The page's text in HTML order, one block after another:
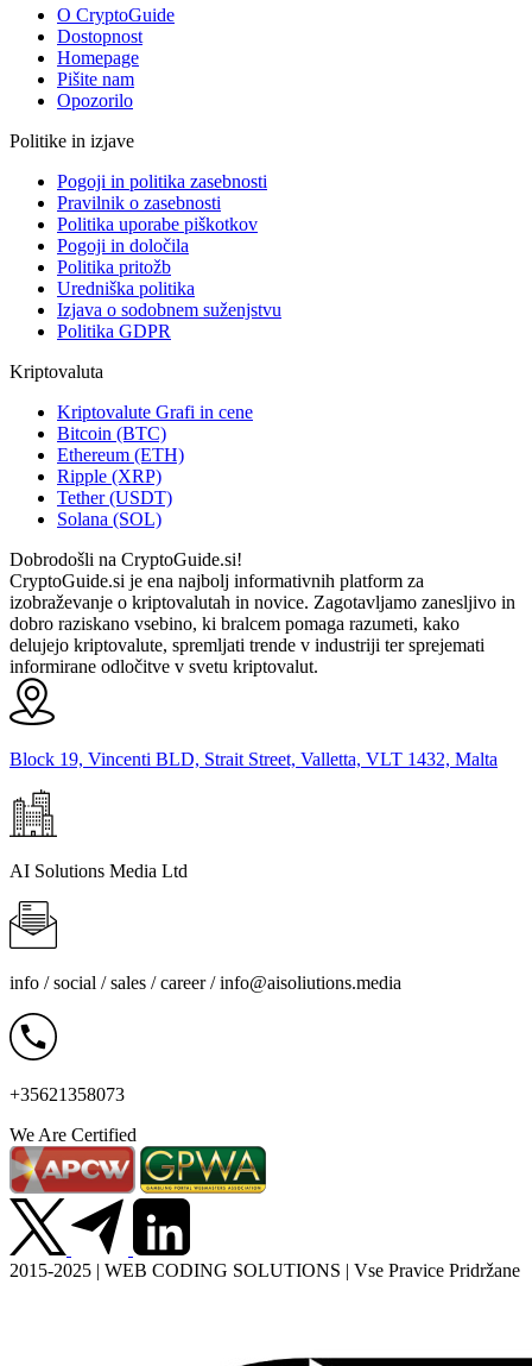
O CryptoGuide
Dostopnost
Homepage
Pišite nam
Opozorilo
Politike in izjave
Pogoji in politika zasebnosti
Pravilnik o zasebnosti
Politika uporabe piškotkov
Pogoji in določila
Politika pritožb
Uredniška politika
Izjava o sodobnem suženjstvu
Politika GDPR
Kriptovaluta
Kriptovalute Grafi in cene
Bitcoin (BTC)
Ethereum (ETH)
Ripple (XRP)
Tether (USDT)
Solana (SOL)
Dobrodošli na CryptoGuide.si!
CryptoGuide.si je ena najbolj informativnih platform za
izobraževanje o kriptovalutah in novice. Zagotavljamo zanesljivo in
dobro raziskano vsebino, ki bralcem pomaga razumeti, kako
delujejo kriptovalute, spremljati trende v industriji ter sprejemati
informirane odločitve v svetu kriptovalut.
Block 19, Vincenti BLD, Strait Street, Valletta, VLT 1432, Malta
AI Solutions Media Ltd
info / social / sales / career /info@aisoliutions.media
+35621358073
We Are Certified
2015-2025 | WEB CODING SOLUTIONS | Vse Pravice Pridržane